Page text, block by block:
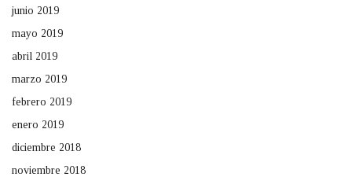
junio 2019
mayo 2019
abril 2019
marzo 2019
febrero 2019
enero 2019
diciembre 2018
noviembre 2018